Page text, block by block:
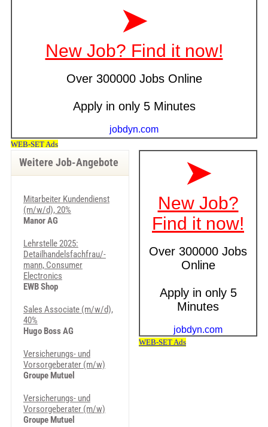
Weitere Job-Angebote
Mitarbeiter Kundendienst
(m/w/d), 20%
Manor AG
Lehrstelle 2025:
Detailhandelsfachfrau/-
mann, Consumer
Electronics
EWB Shop
Sales Associate (m/w/d),
40%
Hugo Boss AG
Versicherungs- und
Vorsorgeberater (m/w)
Groupe Mutuel
Versicherungs- und
Vorsorgeberater (m/w)
Groupe Mutuel